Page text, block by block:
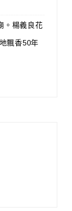
。楊義良花
飄香50年